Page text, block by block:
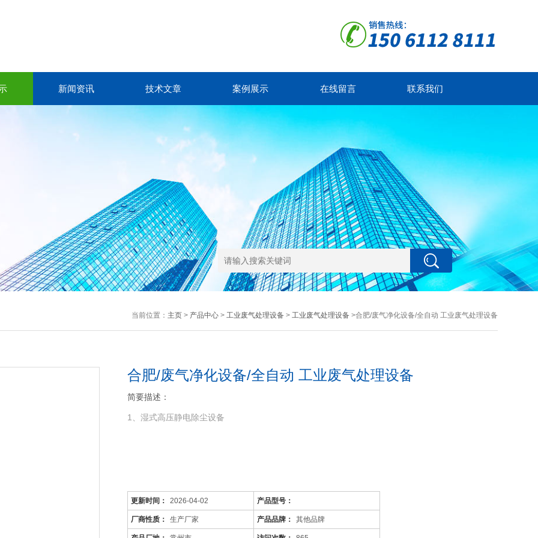
新闻资讯 技术文章 案例展示 在线留言 联系我们
当前位置： 主页> 产品中心> 工业废气处理设备> 工业废气处理设备>合肥/废气净化设备/全自动 工业废气处理设备
合肥/废气净化设备/全自动 工业废气处理设备
简要描述：
1、湿式高压静电除尘设备
更新时间： 2026-04-02 产品型号：
厂商性质： 生产厂家 产品品牌： 其他品牌